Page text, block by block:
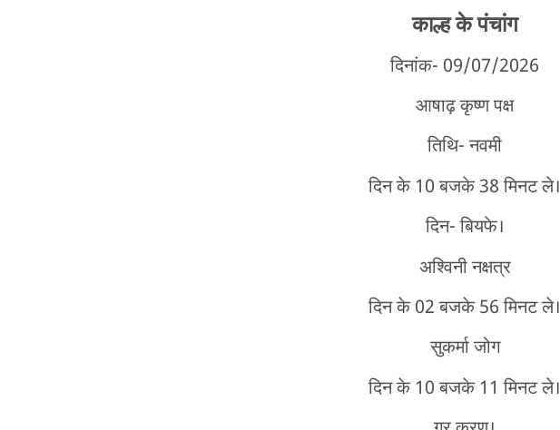
काल्हके पंचांग
दिनांक- 09/07/2026
आषाढ़ कृष्ण पक्ष
तिथि- नवमी
दिन के 10 बजके 38 मिनट ले।
दिन- बियफे।
अश्विनी नक्षत्र
दिन के 02 बजके 56 मिनट ले।
सुकर्मा जोग
दिन के 10 बजके 11 मिनट ले।